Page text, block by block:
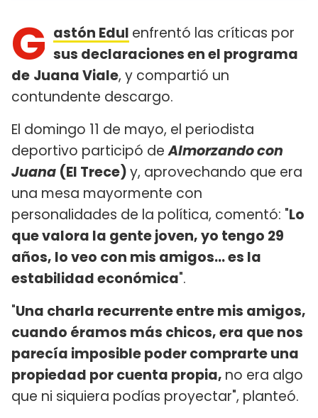
G astón Edul enfrentó las críticas por
sus declaraciones en el programa
de Juana Viale, y compartió un
contundente descargo.
El domingo 11 de mayo, el periodista
deportivo participó deAlmorzando con
Juana (El Trece)y, aprovechando que era
una mesa mayormente con
personalidades de la política, comentó: "Lo
que valora la gente joven, yo tengo 29
años, lo veo con mis amigos... es la
estabilidad económica".
"Una charla recurrente entre mis amigos,
cuando éramos más chicos, era que nos
parecía imposible poder comprarte una
propiedad por cuenta propia, no era algo
que ni siquiera podías proyectar", planteó.